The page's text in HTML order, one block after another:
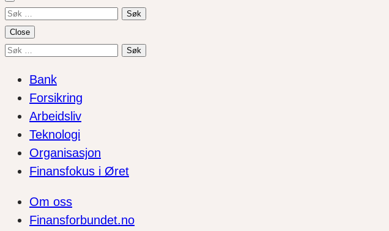
Søk
etter:
Close
Søk
Bank
Forsikring
Arbeidsliv
Teknologi
Organisasjon
Finansfokus i Øret
Om oss
Finansforbundet.no